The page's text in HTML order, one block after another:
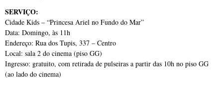
SERVIÇO:
Cidade Kids – “Princesa Ariel no Fundo do Mar”
Data: Domingo, às 11h
Endereço: Rua dos Tupis, 337 – Centro
Local: sala 2 do cinema (piso GG)
Ingresso: gratuito, com retirada de pulseiras a partir das 10h no piso GG
(ao lado do cinema)